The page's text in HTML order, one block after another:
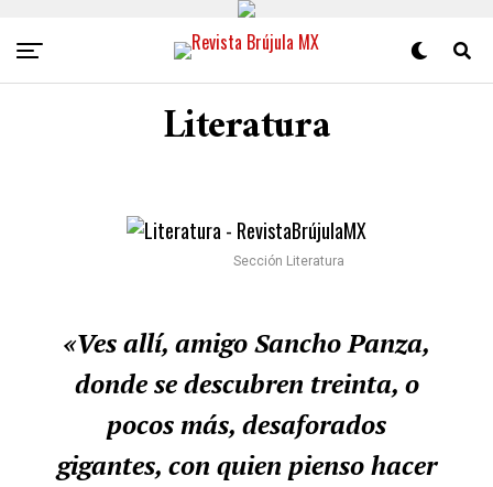
Literatura
Sección Literatura
«Ves allí, amigo Sancho Panza,
donde se descubren treinta, o
pocos más, desaforados
gigantes, con quien pienso hacer